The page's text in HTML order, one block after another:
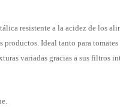
resistente a la acidez de los
Ideal tanto para
variadas gracias a sus filtros